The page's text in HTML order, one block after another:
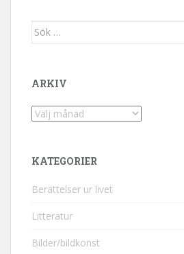
Sök efter:
ARKIV
Arkiv
KATEGORIER
Berättelser ur livet
Litteratur
Bilder/bildkonst